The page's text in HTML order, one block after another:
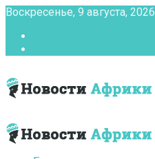
Воскресенье, 9 августа, 2026